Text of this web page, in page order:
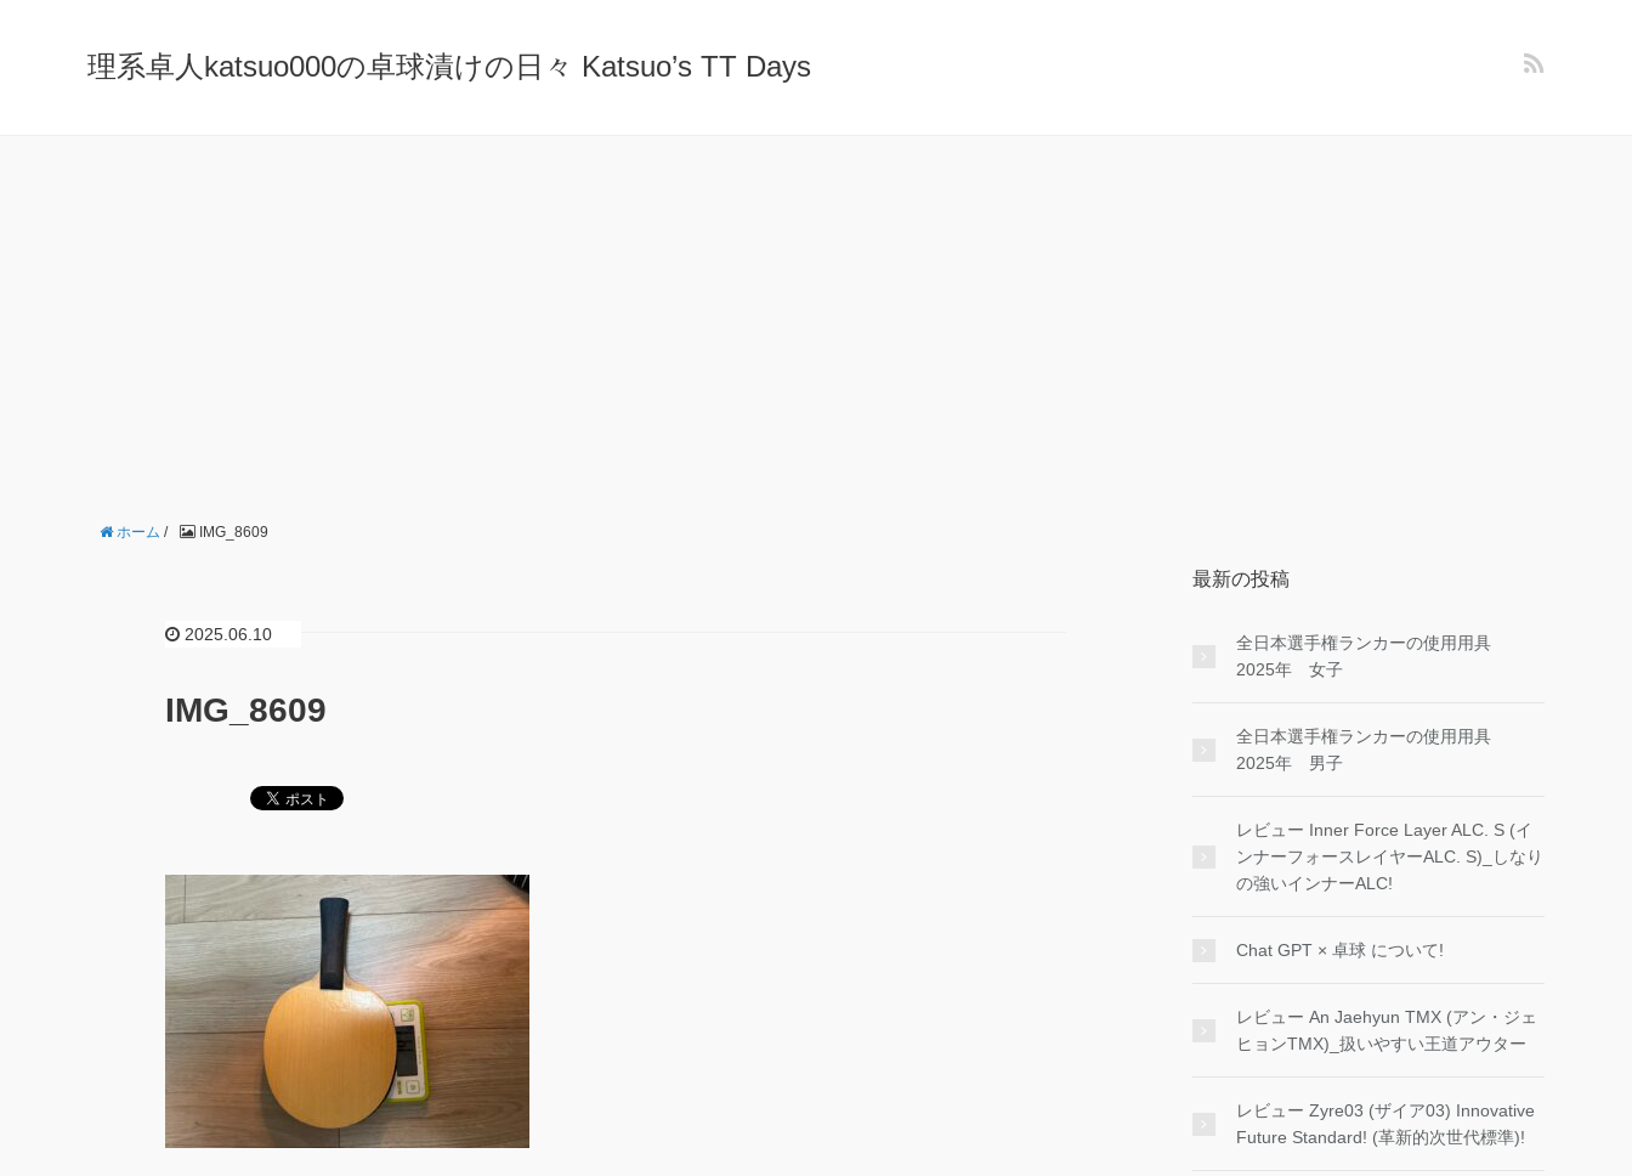
理系卓人katsuo000の卓球漬けの日々 Katsuo’s TT Days
ホーム / IMG_8609
2025.06.10
IMG_8609
最新の投稿
全日本選手権ランカーの使用用具
2025年 女子
全日本選手権ランカーの使用用具
2025年 男子
レビュー Inner Force Layer ALC. S (イ
ンナーフォースレイヤーALC. S)_しなり
の強いインナーALC!
Chat GPT × 卓球 について!
レビュー An Jaehyun TMX (アン・ジェ
ヒョンTMX)_扱いやすい王道アウター
レビュー Zyre03 (ザイア03) Innovative
Future Standard! (革新的次世代標準)!